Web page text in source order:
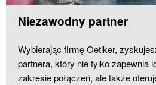
Niezawodny partner
Wybierając firmę Oetiker,
partnera, który nie tylko zapewnia
zakresie połączeń, ale także